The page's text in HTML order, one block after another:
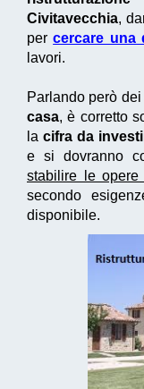
Civitavecchia,
percercare una
lavori.
Parlando però dei
casa, è corretto
lacifra da
e si dovranno
stabilire le opere
secondo
disponibile.